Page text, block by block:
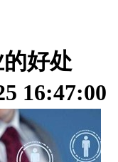
好处
16:47:00